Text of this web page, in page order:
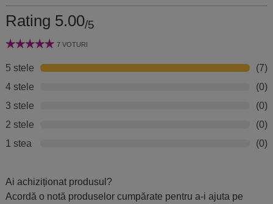
Rating 5.00/5
7 VOTURI
5 stele
(7)
4 stele
(0)
3 stele
(0)
2 stele
(0)
1 stea
(0)
Ai achiziționat produsul?
Acordă o notă produselor cumpărate pentru a-i ajuta pe